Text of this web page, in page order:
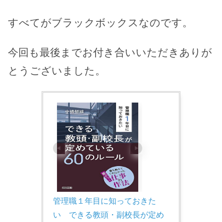
すべてがブラックボックスなのです。
今回も最後までお付き合いいただきありが
とうございました。
管理職１年目に知っておきた
い　できる教頭・副校長が定め